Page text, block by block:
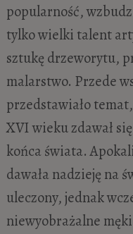
popularność,
tylko wielki talent
sztukę drzeworytu,
malarstwo. Przede
przedstawiało
XVI wieku zdawał
końca świata.
dawała nadzieję na
uleczony, jednak
niewyobrażalne